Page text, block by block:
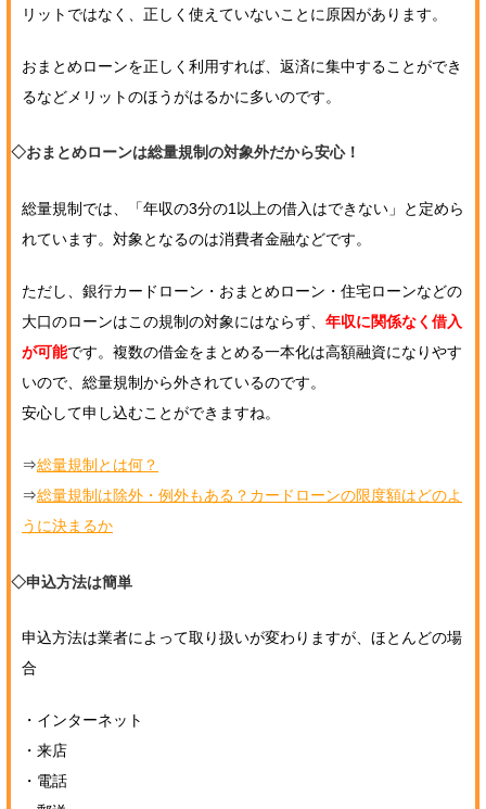
リットではなく、正しく使えていないことに原因があります。
おまとめローンを正しく利用すれば、返済に集中することができ
るなどメリットのほうがはるかに多いのです。
◇おまとめローンは総量規制の対象外だから安心！
総量規制では、「年収の3分の1以上の借入はできない」と定めら
れています。対象となるのは消費者金融などです。
ただし、銀行カードローン・おまとめローン・住宅ローンなどの
大口のローンはこの規制の対象にはならず、 年収に関係なく借入
が可能です。複数の借金をまとめる一本化は高額融資になりやす
いので、総量規制から外されているのです。
安心して申し込むことができますね。
⇒総量規制とは何？
⇒総量規制は除外・例外もある？カードローンの限度額はどのよ
うに決まるか
◇申込方法は簡単
申込方法は業者によって取り扱いが変わりますが、ほとんどの場
合
・インターネット
・来店
・電話